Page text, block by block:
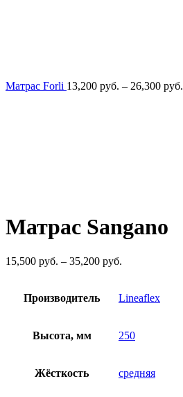
Матрас Forli 13,200 руб. – 26,300 руб.
Матрас Sangano
15,500 руб. – 35,200 руб.
руб.
руб.
Производитель Lineaflex
Высота, мм 250
Жёсткость средняя